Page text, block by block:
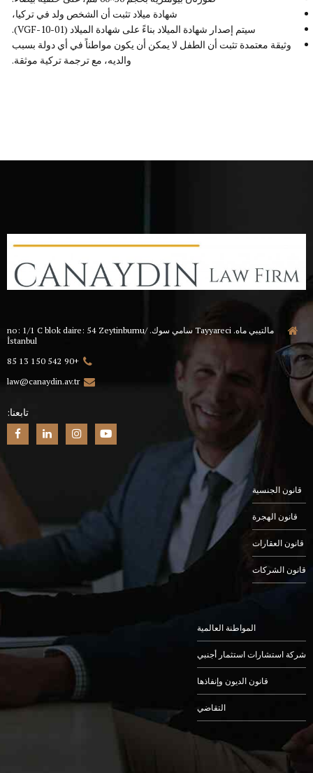
شهادة ميلاد تثبت أن الشخص ولد في تركيا،
سيتم إصدار شهادة الميلاد بناءً على شهادة الميلاد (VGF-10-01).
وثيقة معتمدة تثبت أن الطفل لا يمكن أن يكون مواطناً في أي دولة بسبب
والديه، مع ترجمة تركية موثقة.
مالتيبي ماه. Tayyareci سامي سوك. no: 1/1 C blok daire: 54 Zeytinburnu/
İstanbul
+90 542 150 13 85
law@canaydin.av.tr
تابعنا:
قانون الجنسية
قانون الهجرة
قانون العقارات
قانون الشركات
المواطنة العالمية
شركة استشارات استثمار أجنبي
قانون الديون وإنفاذها
التقاضي